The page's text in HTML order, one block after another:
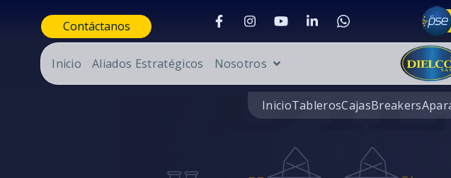
Contáctanos
Inicio Aliados Estratégicos Nosotros
InicioTablerosCajasBreakers